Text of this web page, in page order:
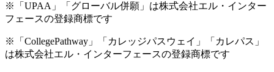
※「UPAA」「グローバル併願」は株式会社エル・インター
フェースの登録商標です
※「CollegePathway」「カレッジパスウェイ」「カレパス」
は株式会社エル・インターフェースの登録商標です